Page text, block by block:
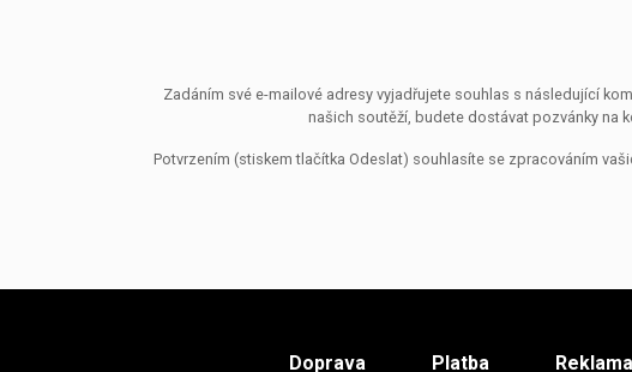
Zadáním své e-mailové adresy vyjadřujete souhlas s následující
našich soutěží, budete dostávat pozvánky na
Potvrzením (stiskem tlačítka Odeslat) souhlasíte se zpracováním
Doprava Platba